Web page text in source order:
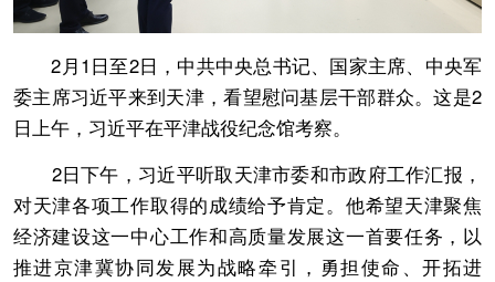
2月1日至2日，中共中央总书记、国家主席、中央军
委主席习近平来到天津，看望慰问基层干部群众。这是2
日上午，习近平在平津战役纪念馆考察。
2日下午，习近平听取天津市委和市政府工作汇报，
对天津各项工作取得的成绩给予肯定。他希望天津聚焦
经济建设这一中心工作和高质量发展这一首要任务，以
推进京津冀协同发展为战略牵引，勇担使命、开拓进